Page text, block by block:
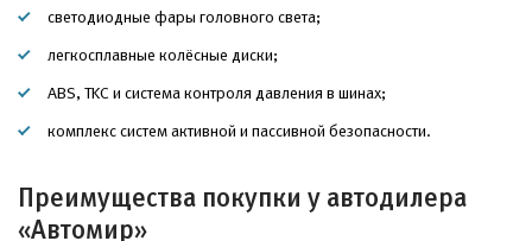
светодиодные фары головного света;
легкосплавные колёсные диски;
ABS, TKC и система контроля давления в шинах;
комплекс систем активной и пассивной безопасности.
Преимущества покупки у автодилера
«Автомир»